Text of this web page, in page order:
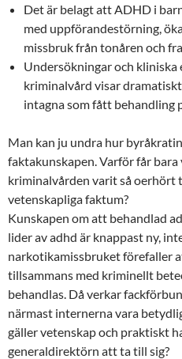
Det är belagt att ADHD i
med uppförandestörning,
missbruk från tonåren och
Undersökningar och kliniska
kriminalvård visar
intagna som fått behandling
Man kan ju undra hur
faktakunskapen. Varför får
kriminalvården varit så oerhört
vetenskapliga faktum?
Kunskapen om att behandlad
lider av adhd är knappast ny,
narkotikamissbruket förefaller
tillsammans med kriminellt
behandlas. Då verkar
närmast internerna vara
gäller vetenskap och praktiskt
generaldirektörn att ta till sig?